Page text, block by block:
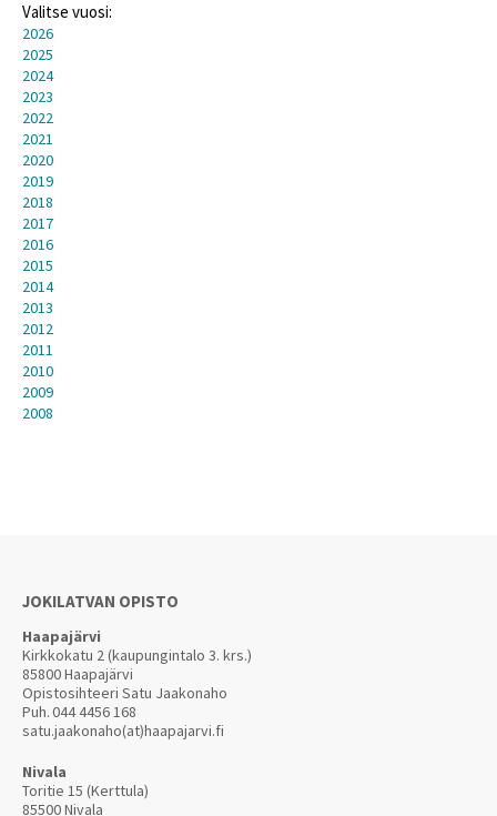
Valitse vuosi:
2026
2025
2024
2023
2022
2021
2020
2019
2018
2017
2016
2015
2014
2013
2012
2011
2010
2009
2008
JOKILATVAN OPISTO
Haapajärvi
Kirkkokatu 2 (kaupungintalo 3. krs.)
85800 Haapajärvi
Opistosihteeri Satu Jaakonaho
Puh.044 4456 168
satu.jaakonaho(at)haapajarvi.fi
Nivala
Toritie 15 (Kerttula)
85500 Nivala